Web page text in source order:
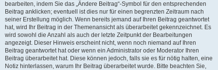
bearbeiten, indem Sie das „Ändere Beitrag“-Symbol für den entsprechenden
Beitrag anklicken; eventuell ist dies nur für einen begrenzten Zeitraum nach
seiner Erstellung möglich. Wenn bereits jemand auf Ihren Beitrag geantwortet
hat, wird Ihr Beitrag in der Themenansicht als überarbeitet gekennzeichnet. Es
wird sowohl die Anzahl als auch der letzte Zeitpunkt der Bearbeitungen
angezeigt. Dieser Hinweis erscheint nicht, wenn noch niemand auf Ihren
Beitrag geantwortet hat oder wenn ein Administrator oder Moderator Ihren
Beitrag überarbeitet hat. Diese können jedoch, falls sie es für nötig halten, eine
Notiz hinterlassen, warum Ihr Beitrag überarbeitet wurde. Bitte beachten Sie,